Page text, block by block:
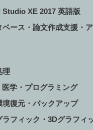
XE 2017 英語版
ベース・論文作成支援・
理
学・プログラミング
境復元・バックアップ
フィック・3Dグラフィ